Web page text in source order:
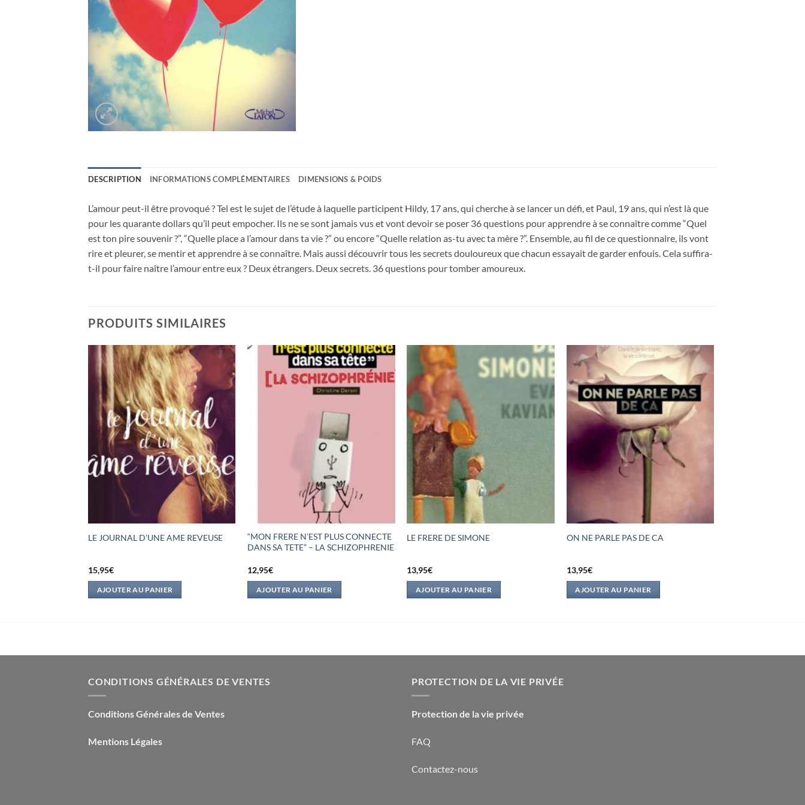
DESCRIPTION INFORMATIONS COMPLÉMENTAIRES DIMENSIONS & POIDS
L’amour peut-il être provoqué ? Tel est le sujet de l’étude à laquelle participent Hildy, 17 ans, qui cherche à se lancer un défi, et Paul, 19 ans, qui n’est là que
pour les quarante dollars qu’il peut empocher. Ils ne se sont jamais vus et vont devoir se poser 36 questions pour apprendre à se connaître comme “Quel
est ton pire souvenir ?”, “Quelle place a l’amour dans ta vie ?” ou encore “Quelle relation as-tu avec ta mère ?”. Ensemble, au fil de ce questionnaire, ils vont
rire et pleurer, se mentir et apprendre à se connaître. Mais aussi découvrir tous les secrets douloureux que chacun essayait de garder enfouis. Cela suffira-
t-il pour faire naître l’amour entre eux ? Deux étrangers. Deux secrets. 36 questions pour tomber amoureux.
PRODUITS SIMILAIRES
LE JOURNAL D’UNE AME REVEUSE
15,95€
AJOUTER AU PANIER
“MON FRERE N’EST PLUS CONNECTE
DANS SA TETE” – LA SCHIZOPHRENIE
12,95€
AJOUTER AU PANIER
LE FRERE DE SIMONE
13,95€
AJOUTER AU PANIER
ON NE PARLE PAS DE CA
13,95€
AJOUTER AU PANIER
CONDITIONS GÉNÉRALES DE VENTES
Conditions Générales de Ventes
Mentions Légales
PROTECTION DE LA VIE PRIVÉE
Protection de la vie privée
FAQ
Contactez-nous